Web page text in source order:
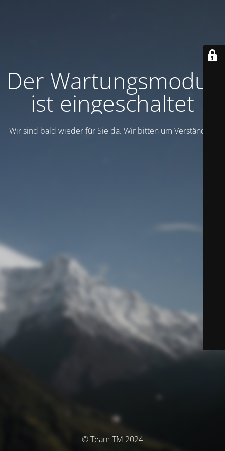
Der Wartungsmodus
ist eingeschaltet
Wir sind bald wieder für Sie da. Wir bitten um Verständnis
© Team TM 2024